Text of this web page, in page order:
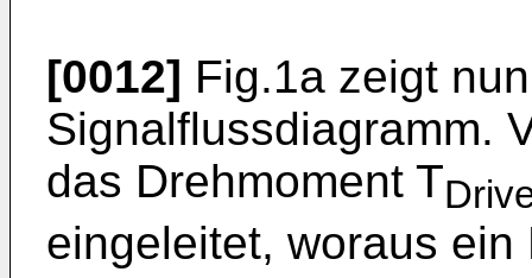
[0012] Fig.1a zeigt
Signalflussdiagramm.
das Drehmoment T
eingeleitet, woraus